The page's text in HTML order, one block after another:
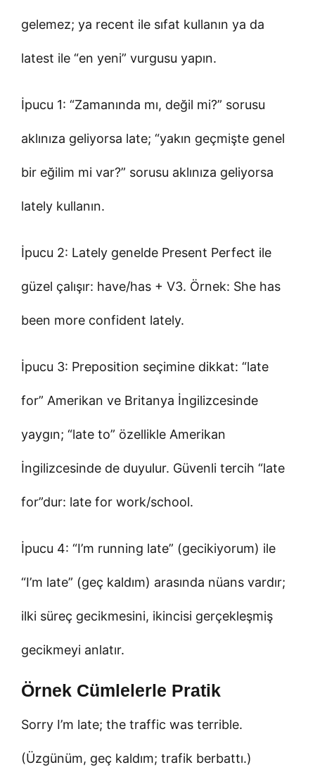
gelemez; ya recent ile sıfat kullanın ya da
latest ile “en yeni” vurgusu yapın.
İpucu 1: “Zamanında mı, değil mi?” sorusu
aklınıza geliyorsa late; “yakın geçmişte genel
bir eğilim mi var?” sorusu aklınıza geliyorsa
lately kullanın.
İpucu 2: Lately genelde Present Perfect ile
güzel çalışır: have/has + V3. Örnek: She has
been more confident lately.
İpucu 3: Preposition seçimine dikkat: “late
for” Amerikan ve Britanya İngilizcesinde
yaygın; “late to” özellikle Amerikan
İngilizcesinde de duyulur. Güvenli tercih “late
for”dur: late for work/school.
İpucu 4: “I’m running late” (gecikiyorum) ile
“I’m late” (geç kaldım) arasında nüans vardır;
ilki süreç gecikmesini, ikincisi gerçekleşmiş
gecikmeyi anlatır.
Örnek Cümlelerle Pratik
Sorry I’m late; the traffic was terrible.
(Üzgünüm, geç kaldım; trafik berbattı.)